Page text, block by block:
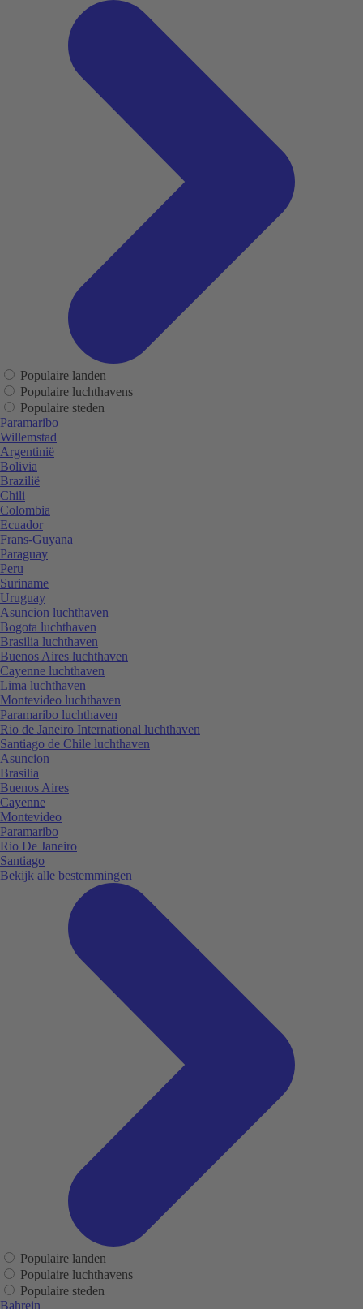
Populaire landen
Populaire luchthavens
Populaire steden
Paramaribo
Willemstad
Argentinië
Bolivia
Brazilië
Chili
Colombia
Ecuador
Frans-Guyana
Paraguay
Peru
Suriname
Uruguay
Asuncion luchthaven
Bogota luchthaven
Brasilia luchthaven
Buenos Aires luchthaven
Cayenne luchthaven
Lima luchthaven
Montevideo luchthaven
Paramaribo luchthaven
Rio de Janeiro International luchthaven
Santiago de Chile luchthaven
Asuncion
Brasilia
Buenos Aires
Cayenne
Montevideo
Paramaribo
Rio De Janeiro
Santiago
Bekijk alle bestemmingen
Populaire landen
Populaire luchthavens
Populaire steden
Bahrein